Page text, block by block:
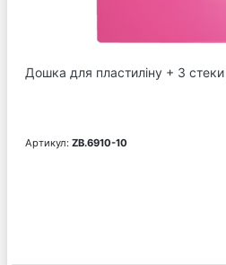
Дошка для пластиліну + 3
Артикул: ZB.6910-10